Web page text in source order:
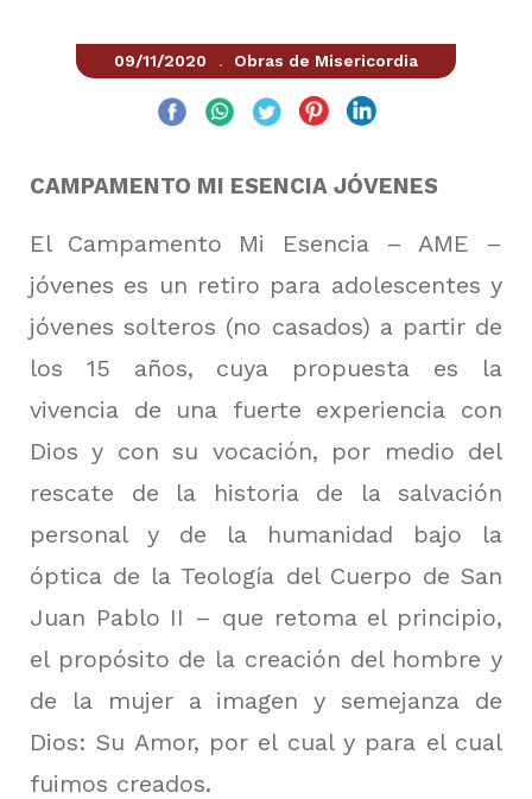
09/11/2020 . Obras de Misericordia
CAMPAMENTO MI ESENCIA JÓVENES
El Campamento Mi Esencia – AME –
jóvenes es un retiro para adolescentes y
jóvenes solteros (no casados) a partir de
los 15 años, cuya propuesta es la
vivencia de una fuerte experiencia con
Dios y con su vocación, por medio del
rescate de la historia de la salvación
personal y de la humanidad bajo la
óptica de la Teología del Cuerpo de San
Juan Pablo II – que retoma el principio,
el propósito de la creación del hombre y
de la mujer a imagen y semejanza de
Dios: Su Amor, por el cual y para el cual
fuimos creados.